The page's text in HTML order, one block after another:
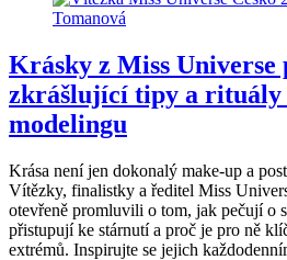
Krásky z Miss
zkrášlující tipy a rituály
modelingu
Krása není jen dokonalý make-up a
Vítězky, finalistky a ředitel Miss
otevřeně promluvili o tom, jak pečují o
přistupují ke stárnutí a proč je pro ně
extrémů. Inspirujte se jejich